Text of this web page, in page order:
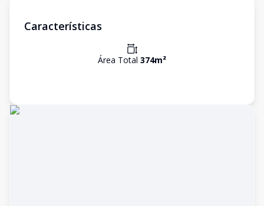
Características
Área Total 374m²